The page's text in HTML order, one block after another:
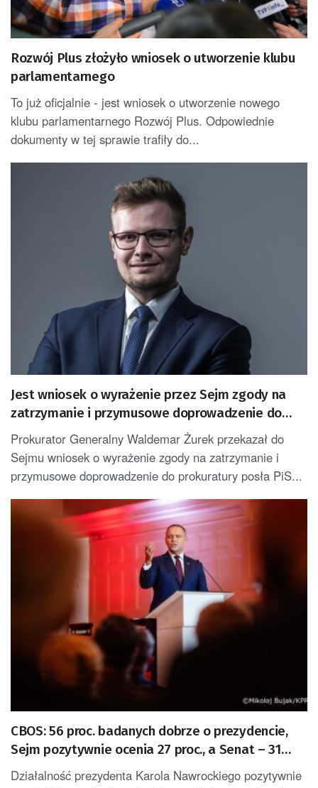
Rozwój Plus złożyło wniosek o utworzenie klubu
parlamentarnego
To już oficjalnie - jest wniosek o utworzenie nowego
klubu parlamentarnego Rozwój Plus. Odpowiednie
dokumenty w tej sprawie trafiły do...
Jest wniosek o wyrażenie przez Sejm zgody na
zatrzymanie i przymusowe doprowadzenie do
prokuratury posła Wosia
Prokurator Generalny Waldemar Żurek przekazał do
Sejmu wniosek o wyrażenie zgody na zatrzymanie i
przymusowe doprowadzenie do prokuratury posła PiS...
CBOS: 56 proc. badanych dobrze o prezydencie,
Sejm pozytywnie ocenia 27 proc., a Senat – 31
proc.
Działalność prezydenta Karola Nawrockiego pozytywnie